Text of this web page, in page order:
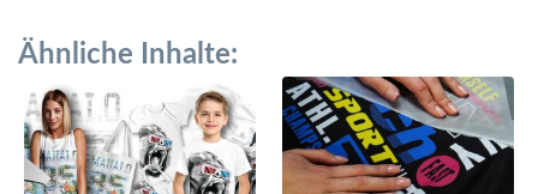
Ähnliche Inhalte: